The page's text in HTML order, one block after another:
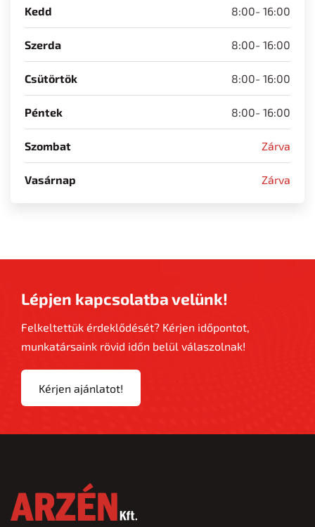
Kedd 8:00- 16:00
Szerda 8:00- 16:00
Csütörtök 8:00- 16:00
Péntek 8:00- 16:00
Szombat Zárva
Vasárnap Zárva
Lépjen kapcsolatba velünk!
Felkeltettük érdeklődését? Kérjen időpontot,
munkatársaink rövid időn belül válaszolnak!
Kérjen ajánlatot!